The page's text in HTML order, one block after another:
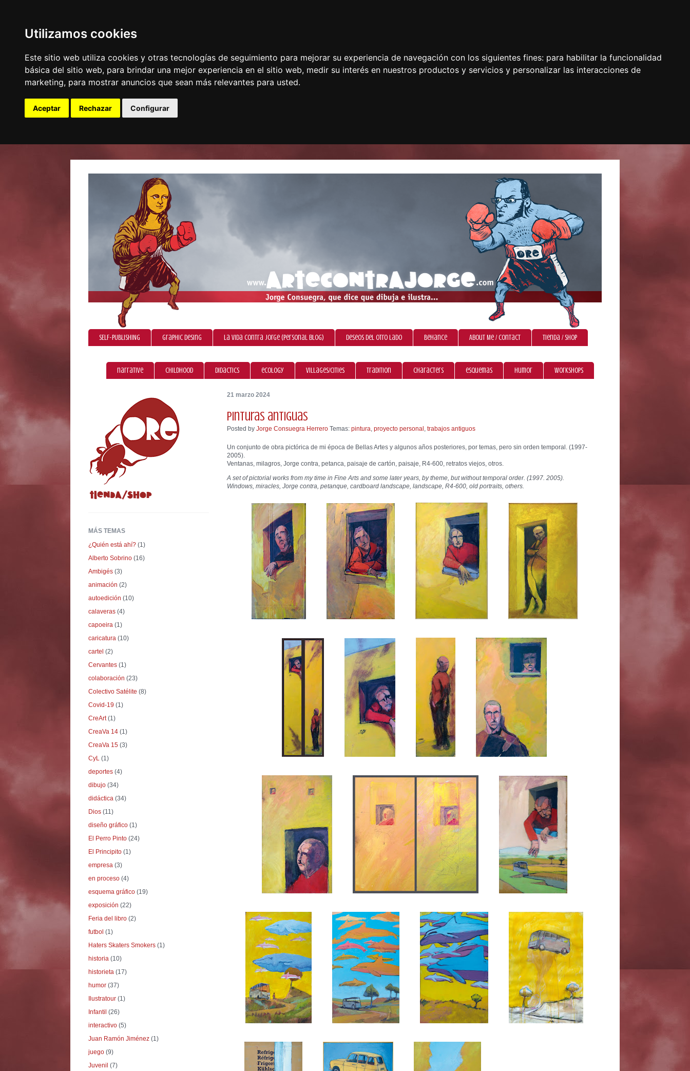
Utilizamos cookies
Este sitio web utiliza cookies y otras tecnologías de seguimiento para mejorar su experiencia de navegación con los siguientes fines: para habilitar la funcionalidad
básica del sitio web, para brindar una mejor experiencia en el sitio web, medir su interés en nuestros productos y servicios y personalizar las interacciones de
marketing, para mostrar anuncios que sean más relevantes para usted.
Aceptar Rechazar Configurar
SELF-PUBLISHING graphic desing La vida contra Jorge (personal blog) Deseos del otro lado Behance About Me / Contact Tienda / Shop
narrative childhood didactics ecology villages/cities tradition characters esquemas humor workshops
21 marzo 2024
Pinturas antiguas
Posted by Jorge Consuegra Herrero Temas: pintura proyecto personal trabajos antiguos
Un conjunto de obra pictórica de mi época de Bellas Artes y algunos años posteriores, por temas, pero sin orden temporal. (1997-
2005).
Ventanas, milagros, Jorge contra, petanca, paisaje de cartón, paisaje, R4-600, retratos viejos, otros.
A set of pictorial works from my time in Fine Arts and some later years, by theme, but without temporal order. (1997. 2005).
Windows, miracles, Jorge contra, petanque, cardboard landscape, landscape, R4-600, old portraits, others.
MÁS TEMAS
¿Quién está ahí? (1)
Alberto Sobrino (16)
Ambigés (3)
animación (2)
autoedición (10)
calaveras (4)
capoeira (1)
caricatura (10)
cartel (2)
Cervantes (1)
colaboración (23)
Colectivo Satélite (8)
Covid-19 (1)
CreArt (1)
CreaVa 14 (1)
CreaVa 15 (3)
CyL (1)
deportes (4)
dibujo (34)
didáctica (34)
Dios (11)
diseño gráfico (1)
El Perro Pinto (24)
El Principito (1)
empresa (3)
en proceso (4)
esquema gráfico (19)
exposición (22)
Feria del libro (2)
futbol (1)
Haters Skaters Smokers (1)
historia (10)
historieta (17)
humor (37)
Ilustratour (1)
Infantil (26)
interactivo (5)
Juan Ramón Jiménez (1)
juego (9)
Juvenil (7)